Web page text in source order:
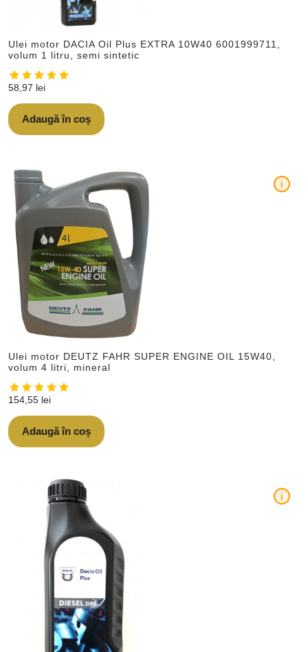
Ulei motor DACIA Oil Plus EXTRA 10W40 6001999711,
volum 1 litru, semi sintetic
58,97 lei
Adaugă în coș
Ulei motor DEUTZ FAHR SUPER ENGINE OIL 15W40,
volum 4 litri, mineral
i
154,55 lei
Adaugă în coș
i